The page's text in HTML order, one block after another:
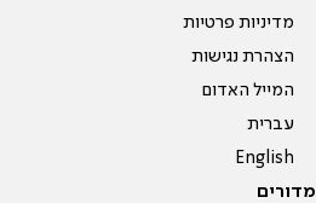
מדיניות פרטיות
הצהרת נגישות
המייל האדום
עברית
English
מדורים